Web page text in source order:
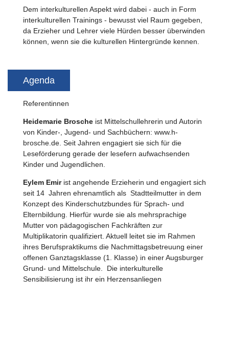
Dem interkulturellen Aspekt wird dabei - auch in Form
interkulturellen Trainings - bewusst viel Raum gegeben,
da Erzieher und Lehrer viele Hürden besser überwinden
können, wenn sie die kulturellen Hintergründe kennen.
Agenda
Referentinnen
Heidemarie Brosche ist Mittelschullehrerin und Autorin
von Kinder-, Jugend- und Sachbüchern: www.h-
brosche.de. Seit Jahren engagiert sie sich für die
Leseförderung gerade der lesefern aufwachsenden
Kinder und Jugendlichen.
Eylem Emir ist angehende Erzieherin und engagiert sich
seit 14 Jahren ehrenamtlich als Stadtteilmutter in dem
Konzept des Kinderschutzbundes für Sprach- und
Elternbildung. Hierfür wurde sie als mehrsprachige
Mutter von pädagogischen Fachkräften zur
Multiplikatorin qualifiziert. Aktuell leitet sie im Rahmen
ihres Berufspraktikums die Nachmittagsbetreuung einer
offenen Ganztagsklasse (1. Klasse) in einer Augsburger
Grund- und Mittelschule. Die interkulturelle
Sensibilisierung ist ihr ein Herzensanliegen